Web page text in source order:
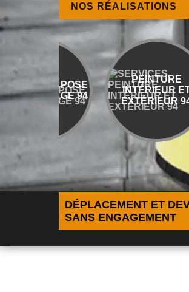
NOS RÉALISATIONS
POSE
94
PEINTURE
INTÉRIEUR ET
EXTÉRIEUR 94
DÉPLACEMENT ET
SANS ENGAGEMENT